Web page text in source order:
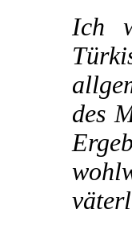
Ich
des